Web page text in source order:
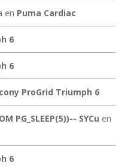
en Puma Cardiac
6
6
ProGrid Triumph 6
PG_SLEEP(5))-- SYCu en
6